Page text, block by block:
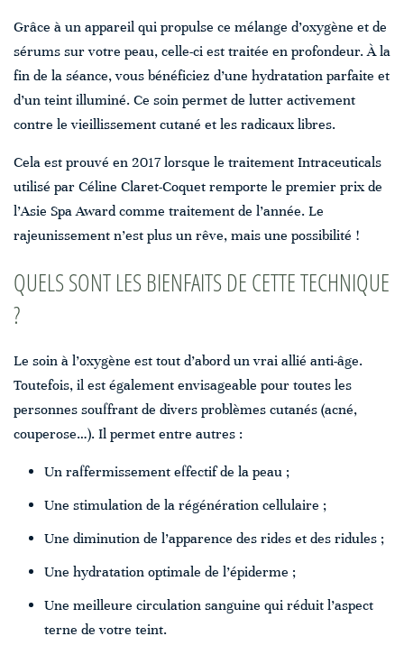
Grâce à un appareil qui propulse ce mélange d’oxygène et de
sérums sur votre peau, celle-ci est traitée en profondeur. À la
fin de la séance, vous bénéficiez d’une hydratation parfaite et
d’un teint illuminé. Ce soin permet de lutter activement
contre le vieillissement cutané et les radicaux libres.
Cela est prouvé en 2017 lorsque le traitement Intraceuticals
utilisé par Céline Claret-Coquet remporte le premier prix de
l’Asie Spa Award comme traitement de l’année. Le
rajeunissement n’est plus un rêve, mais une possibilité !
QUELS SONT LES BIENFAITS DE CETTE TECHNIQUE
?
Le soin à l’oxygène est tout d’abord un vrai allié anti-âge.
Toutefois, il est également envisageable pour toutes les
personnes souffrant de divers problèmes cutanés (acné,
couperose…). Il permet entre autres :
Un raffermissement effectif de la peau ;
Une stimulation de la régénération cellulaire ;
Une diminution de l’apparence des rides et des ridules ;
Une hydratation optimale de l’épiderme ;
Une meilleure circulation sanguine qui réduit l’aspect
terne de votre teint.